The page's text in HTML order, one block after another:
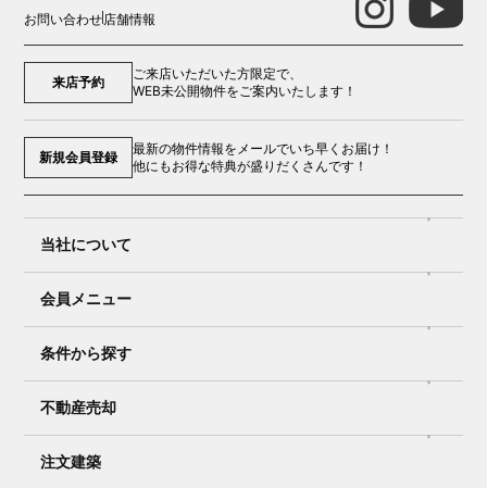
お問い合わせ店舗情報
来店予約
ご来店いただいた方限定で、
WEB未公開物件をご案内いたします！
新規会員登録
最新の物件情報をメールでいち早くお届け！
他にもお得な特典が盛りだくさんです！
当社について
会員メニュー
条件から探す
不動産売却
注文建築